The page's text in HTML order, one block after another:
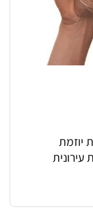
יוזמת
ביצוע
תכנון מפורט
תכנונית